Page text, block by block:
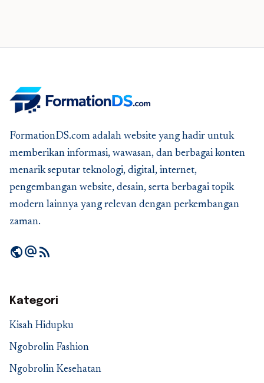
FormationDS.com adalah website yang hadir untuk
memberikan informasi, wawasan, dan berbagai konten
menarik seputar teknologi, digital, internet,
pengembangan website, desain, serta berbagai topik
modern lainnya yang relevan dengan perkembangan
zaman.
publicalternate_emailrss_feed
Kategori
Kisah Hidupku
Ngobrolin Fashion
Ngobrolin Kesehatan